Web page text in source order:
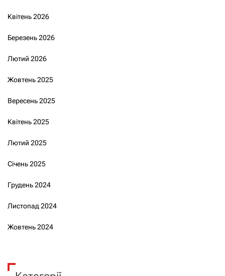
Квітень 2026
Березень 2026
Лютий 2026
Жовтень 2025
Вересень 2025
Квітень 2025
Лютий 2025
Січень 2025
Грудень 2024
Листопад 2024
Жовтень 2024